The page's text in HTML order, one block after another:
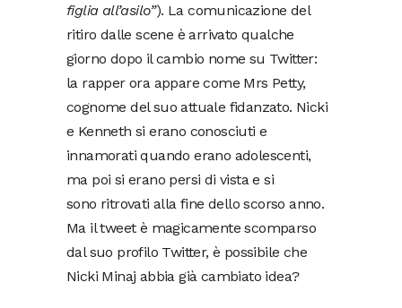
figlia all’asilo”). La comunicazione del
ritiro dalle scene è arrivato qualche
giorno dopo il cambio nome su Twitter:
la rapper ora appare come Mrs Petty,
cognome del suo attuale fidanzato. Nicki
e Kenneth si erano conosciuti e
innamorati quando erano adolescenti,
ma poi si erano persi di vista e si
sono ritrovati alla fine dello scorso anno.
Ma il tweet è magicamente scomparso
dal suo profilo Twitter, è possibile che
Nicki Minaj abbia già cambiato idea?